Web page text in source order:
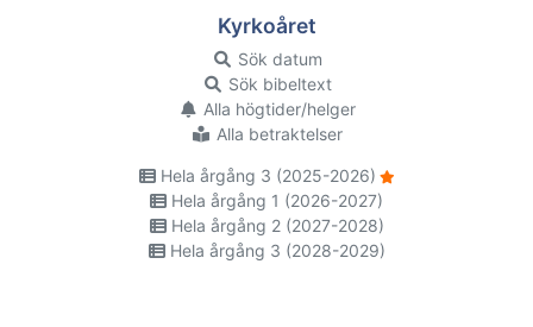
Kyrkoåret
Sök datum
Sök bibeltext
Alla högtider/helger
Alla betraktelser
Hela årgång 3 (2025-2026)
Hela årgång 1 (2026-2027)
Hela årgång 2 (2027-2028)
Hela årgång 3 (2028-2029)